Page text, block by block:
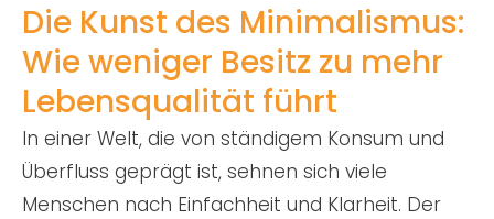
Die Kunst des Minimalismus:
Wie weniger Besitz zu mehr
Lebensqualität führt
In einer Welt, die von ständigem Konsum und
Überfluss geprägt ist, sehnen sich viele
Menschen nach Einfachheit und Klarheit. Der